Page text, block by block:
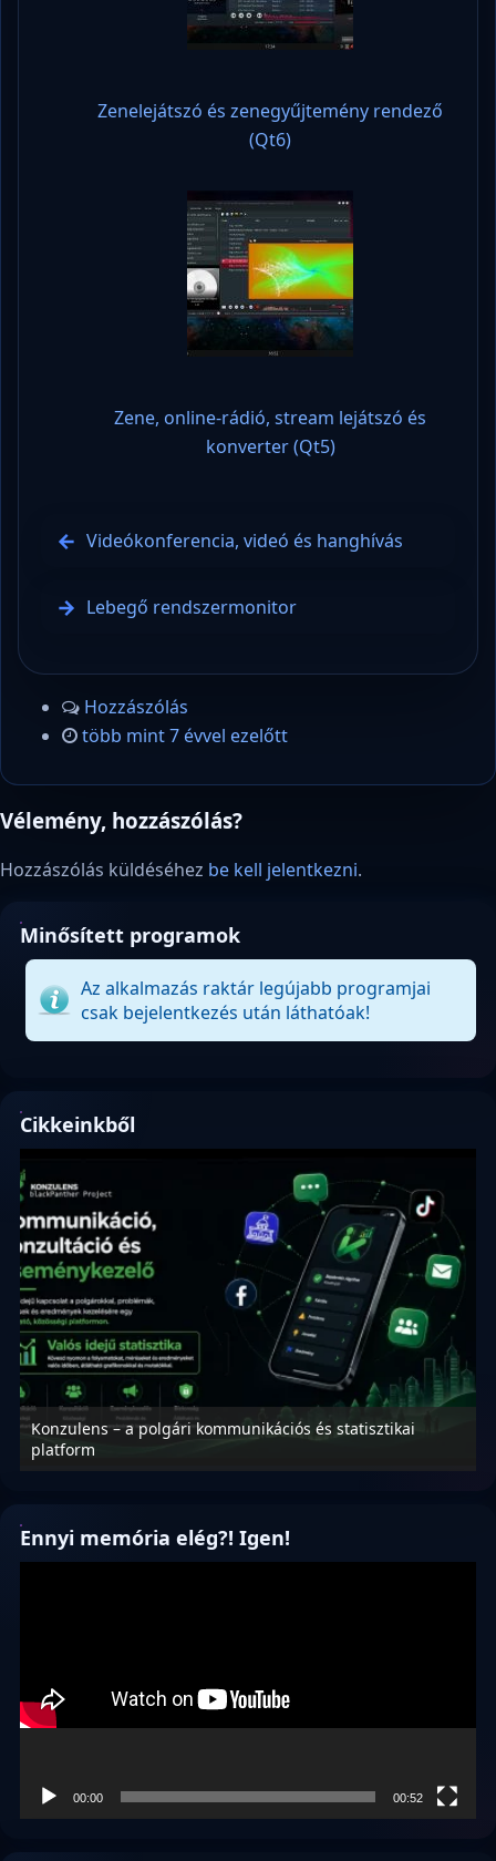
Zenelejátszó és zenegyűjtemény rendező
(Qt6)
Zene, online-rádió, stream lejátszó és
konverter (Qt5)
Videókonferencia, videó és hanghívás
Lebegő rendszermonitor
Hozzászólás
több mint 7 évvel ezelőtt
Vélemény, hozzászólás?
Hozzászólás küldéséhez be kell jelentkezni.
Minősített programok
Az alkalmazás raktár legújabb programjai
csak bejelentkezés után láthatóak!
Cikkeinkből
Konzulens – a polgári kommunikációs és statisztikai
platform
Ennyi memória elég?! Igen!
00:00 00:52